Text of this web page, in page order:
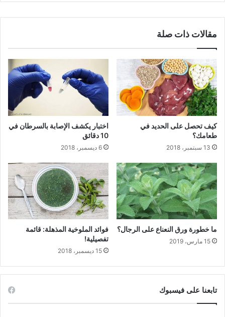
مقالات ذات صلة
كيف تحصل على الحديد في
طعامك؟
13 سبتمبر، 2018
اختبار يكشف الإصابة بالسرطان في
10 دقائق
6 ديسمبر، 2018
ما خطورة ورق النعناع على الرجال؟
15 مارس، 2019
فوائد الملوخية المذهلة: قائمة
تفصيلية!
15 ديسمبر، 2018
تابعنا على فيسبوك